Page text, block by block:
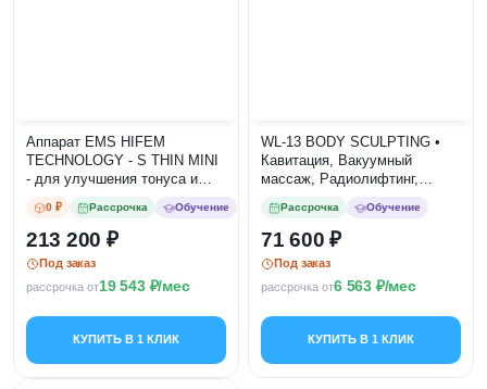
Аппарат EMS HIFEM
TECHNOLOGY - S THIN MINI
- для улучшения тонуса и
укрепления мышц
0 ₽ Рассрочка Обучение
213 200
Под заказ
рассрочка от19 543 /мес
КУПИТЬ В 1 КЛИК
WL-13 BODY SCULPTING •
Кавитация, Вакуумный
массаж, Радиолифтинг,
Вибромассаж, Биофотон
Рассрочка Обучение
71 600
Под заказ
рассрочка от6 563 /мес
КУПИТЬ В 1 КЛИК